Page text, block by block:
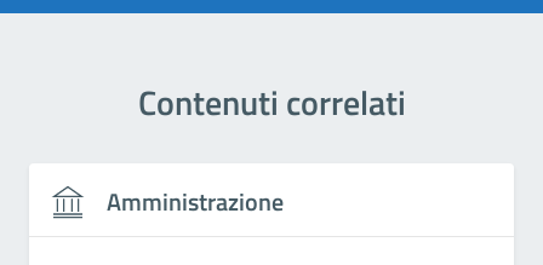
Contenuti correlati
Amministrazione